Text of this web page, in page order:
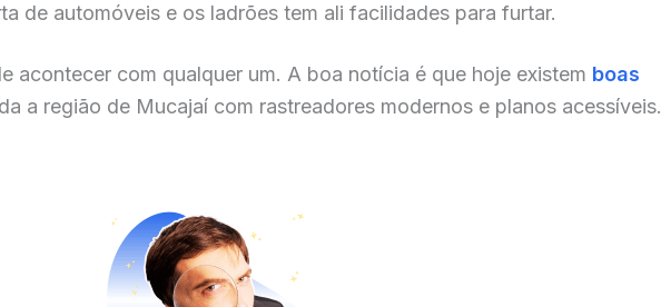
de automóveis e os ladrões tem ali facilidades para furtar.
acontecer com qualquer um. A boa notícia é que hoje existem boas
a região de Mucajaí com rastreadores modernos e planos acessíveis.